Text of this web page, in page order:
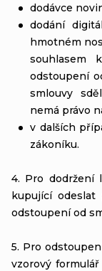
dodávce
dodání
hmotném
souhlasem
odstoupení
smlouvy
nemá právo
v dalších
zákoníku.
4. Pro dodržení
kupující
odstoupení od
5. Pro
vzorový